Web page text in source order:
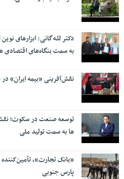
دکتر للـه‌گانی: ابزارهای
به سمت بنگاه‌های اقتصادی
نقش‌آفرینی «بیمه ایران» در
توسعه صنعت در سکوت؛ نقش
ها به سمت تولید ملی
پارس جنوبی